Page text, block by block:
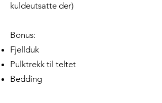
kuldeutsatte der)
Bonus:
Fjellduk
Pulktrekk til teltet
Bedding